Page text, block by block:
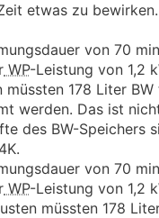
etwas zu bewirken.
von 70
WP-Leistung von 1,2
müssten 178 Liter
werden. Das ist
des BW-Speichers
von 70
WP-Leistung von 1,2
müssten 178